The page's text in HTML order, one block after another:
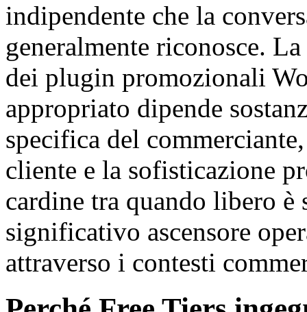
indipendente che la
generalmente riconosce.
dei plugin promozionali
appropriato dipende
specifica del
cliente e la sofisticazione
cardine tra quando libero
significativo ascensore
attraverso i contesti